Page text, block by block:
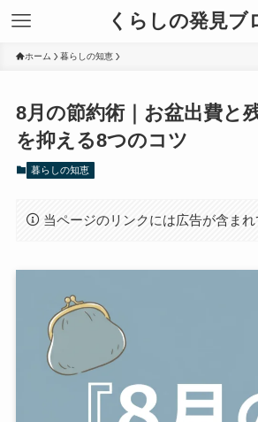
くらしの発見ブ
ホーム 暮らしの知恵
8月の節約術｜お盆出費と
を抑える8つのコツ
暮らしの知恵
当ページのリンクには広告が含まれ